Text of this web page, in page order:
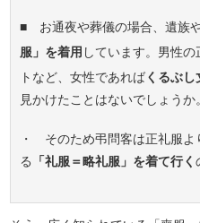
■ お通夜や葬儀の場合、遺族や
服」を着用 しています。男性
トなど、女性であればくるぶ
見かけたことはないでしょうか
・ そのため弔問客は正礼服よ
る
「礼服＝略礼服」を着て行く